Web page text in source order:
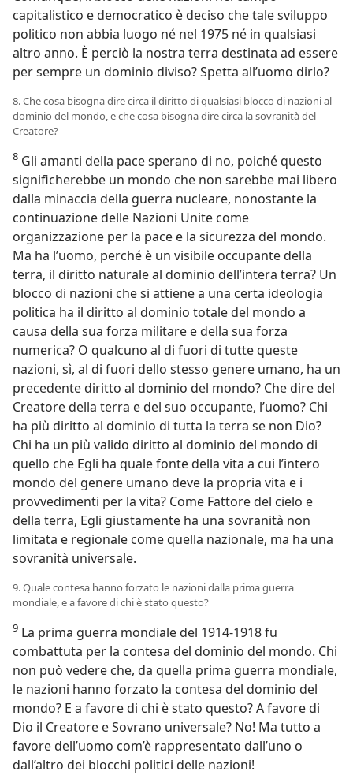
capitalistico e democratico è deciso che tale sviluppo
politico non abbia luogo né nel 1975 né in qualsiasi
altro anno. È perciò la nostra terra destinata ad essere
per sempre un dominio diviso? Spetta all’uomo dirlo?
8. Che cosa bisogna dire circa il diritto di qualsiasi blocco di nazioni al
dominio del mondo, e che cosa bisogna dire circa la sovranità del
Creatore?
8 Gli amanti della pace sperano di no, poiché questo
significherebbe un mondo che non sarebbe mai libero
dalla minaccia della guerra nucleare, nonostante la
continuazione delle Nazioni Unite come
organizzazione per la pace e la sicurezza del mondo.
Ma ha l’uomo, perché è un visibile occupante della
terra, il diritto naturale al dominio dell’intera terra? Un
blocco di nazioni che si attiene a una certa ideologia
politica ha il diritto al dominio totale del mondo a
causa della sua forza militare e della sua forza
numerica? O qualcuno al di fuori di tutte queste
nazioni, sì, al di fuori dello stesso genere umano, ha un
precedente diritto al dominio del mondo? Che dire del
Creatore della terra e del suo occupante, l’uomo? Chi
ha più diritto al dominio di tutta la terra se non Dio?
Chi ha un più valido diritto al dominio del mondo di
quello che Egli ha quale fonte della vita a cui l’intero
mondo del genere umano deve la propria vita e i
provvedimenti per la vita? Come Fattore del cielo e
della terra, Egli giustamente ha una sovranità non
limitata e regionale come quella nazionale, ma ha una
sovranità universale.
9. Quale contesa hanno forzato le nazioni dalla prima guerra
mondiale, e a favore di chi è stato questo?
9 La prima guerra mondiale del 1914-1918 fu
combattuta per la contesa del dominio del mondo. Chi
non può vedere che, da quella prima guerra mondiale,
le nazioni hanno forzato la contesa del dominio del
mondo? E a favore di chi è stato questo? A favore di
Dio il Creatore e Sovrano universale? No! Ma tutto a
favore dell’uomo com’è rappresentato dall’uno o
dall’altro dei blocchi politici delle nazioni!